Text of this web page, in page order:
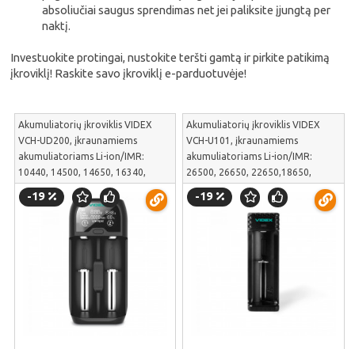
absoliučiai saugus sprendimas net jei paliksite įjungtą per
naktį.
Investuokite protingai, nustokite teršti gamtą ir pirkite patikimą
įkroviklį! Raskite savo įkroviklį e-parduotuvėje!
Akumuliatorių įkroviklis VIDEX
VCH-UD200, įkraunamiems
akumuliatoriams Li-ion/IMR:
10440, 14500, 14650, 16340,
17335, 17500, 17670, 18350,
18500, 18650,18700,20700,
21700, 22650, 22700, 26500,
26650; un Ni-MH/Cd: АААА, ААА,
-19
Akumuliatorių įkroviklis VIDEX
VCH-U101, įkraunamiems
akumuliatoriams Li-ion/IMR:
26500, 26650, 22650,18650,
18500, 17500, 17355,
16340,14500,10440; un Ni-MH/Cd:
AAAA, AAA, AA, A, SC, C | VCH-
-19